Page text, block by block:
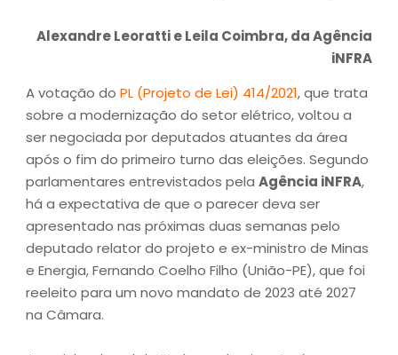
Alexandre Leoratti e Leila Coimbra, da Agência
iNFRA
A votação do PL (Projeto de Lei) 414/2021, que trata
sobre a modernização do setor elétrico, voltou a
ser negociada por deputados atuantes da área
após o fim do primeiro turno das eleições. Segundo
parlamentares entrevistados pela Agência iNFRA,
há a expectativa de que o parecer deva ser
apresentado nas próximas duas semanas pelo
deputado relator do projeto e ex-ministro de Minas
e Energia, Fernando Coelho Filho (União-PE), que foi
reeleito para um novo mandato de 2023 até 2027
na Câmara.